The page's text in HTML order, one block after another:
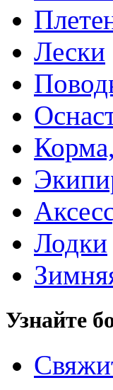
Лески
Лодки
Узнайте